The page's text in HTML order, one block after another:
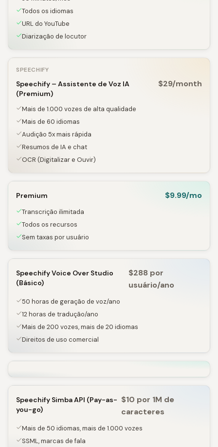
Todos os idiomas
URL do YouTube
Diarização de locutor
SPEECHIFY
Speechify – Assistente de Voz IA
(Premium)
$29/month
Mais de 1.000 vozes de alta qualidade
Mais de 60 idiomas
Audição 5x mais rápida
Resumos de IA e chat
OCR (Digitalizar e Ouvir)
Premium $9.99/mo
Transcrição ilimitada
Todos os recursos
Sem taxas por usuário
Speechify Voice Over Studio
(Básico)
$288 por
usuário/ano
50 horas de geração de voz/ano
12 horas de tradução/ano
Mais de 200 vozes, mais de 20 idiomas
Direitos de uso comercial
Speechify Simba API (Pay-as-
you-go)
$10 por 1M de
caracteres
Mais de 50 idiomas, mais de 1.000 vozes
SSML, marcas de fala